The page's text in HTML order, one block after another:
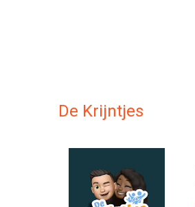
De Krijntjes